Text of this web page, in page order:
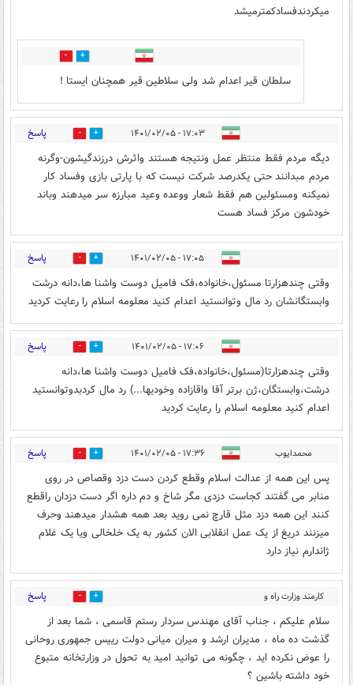
میکردندفسادکمترمیشد
5
سلطان قیر اعدام شد ولی سلاطین قیر همچنان ایستا !
۱۷:۰۳ - ۱۴۰۱/۰۲/۰۵ 11 پاسخ
دیگه مردم فقط منتظر عمل ونتیجه هستند واثرش درزندگیشون-وگرنه
مردم مبدانند حتی یکدرصد شرکت نیست که با پارتی بازی وفساد کار
نمیکنه ومسئولین هم فقط شعار ووعده وعید مبارزه سر میدهند وباند
خودشون مرکز فساد هست
۱۷:۰۵ - ۱۴۰۱/۰۲/۰۵ 5 پاسخ
وقتی چندهزارتا مسئول،خانواده،فک فامیل دوست واشنا ها،دانه درشت
وابستگانشان رد مال وتوانستید اعدام کنید معلومه اسلام را رعایت کردید
۱۷:۰۶ - ۱۴۰۱/۰۲/۰۵ 4 پاسخ
وقتی چندهزارتا(مسئول،خانواده،فک فامیل دوست واشنا ها،دانه
درشت،وابستگان،ژن برتر آقا واقازاده وخودیها...) رد مال کردبدوتوانستید
اعدام کنید معلومه اسلام را رعایت کردید
محمدایوب ۱۷:۳۶ - ۱۴۰۱/۰۲/۰۵ 6 پاسخ
پس این همه از عدالت اسلام وقطع کردن دست دزد وقصاص در روی
منابر می گفتند کجاست دزدی مگر شاخ و دم داره اگر دست دزدان راقطع
کنند این همه دزد مثل قارچ نمی روید بعد همه هشدار میدهند وحرف
میزنند دریغ از یک عمل انقلابی الان کشور به یک خلخالی ویا یک غلام
ژاندارم نیاز دارد
کارمند وزارت راه و
شهرسازی
4 پاسخ
سلام علیکم ، جناب آقای مهندس سردار رستم قاسمی ، شما بعد از
گذشت ده ماه ، مدیران ارشد و میران میانی دولت رییس جمهوری روحانی
را عوض نکرده اید ، چگونه می توانید امید به تحول در وزارتخانه متبوع
خود داشته باشین ؟